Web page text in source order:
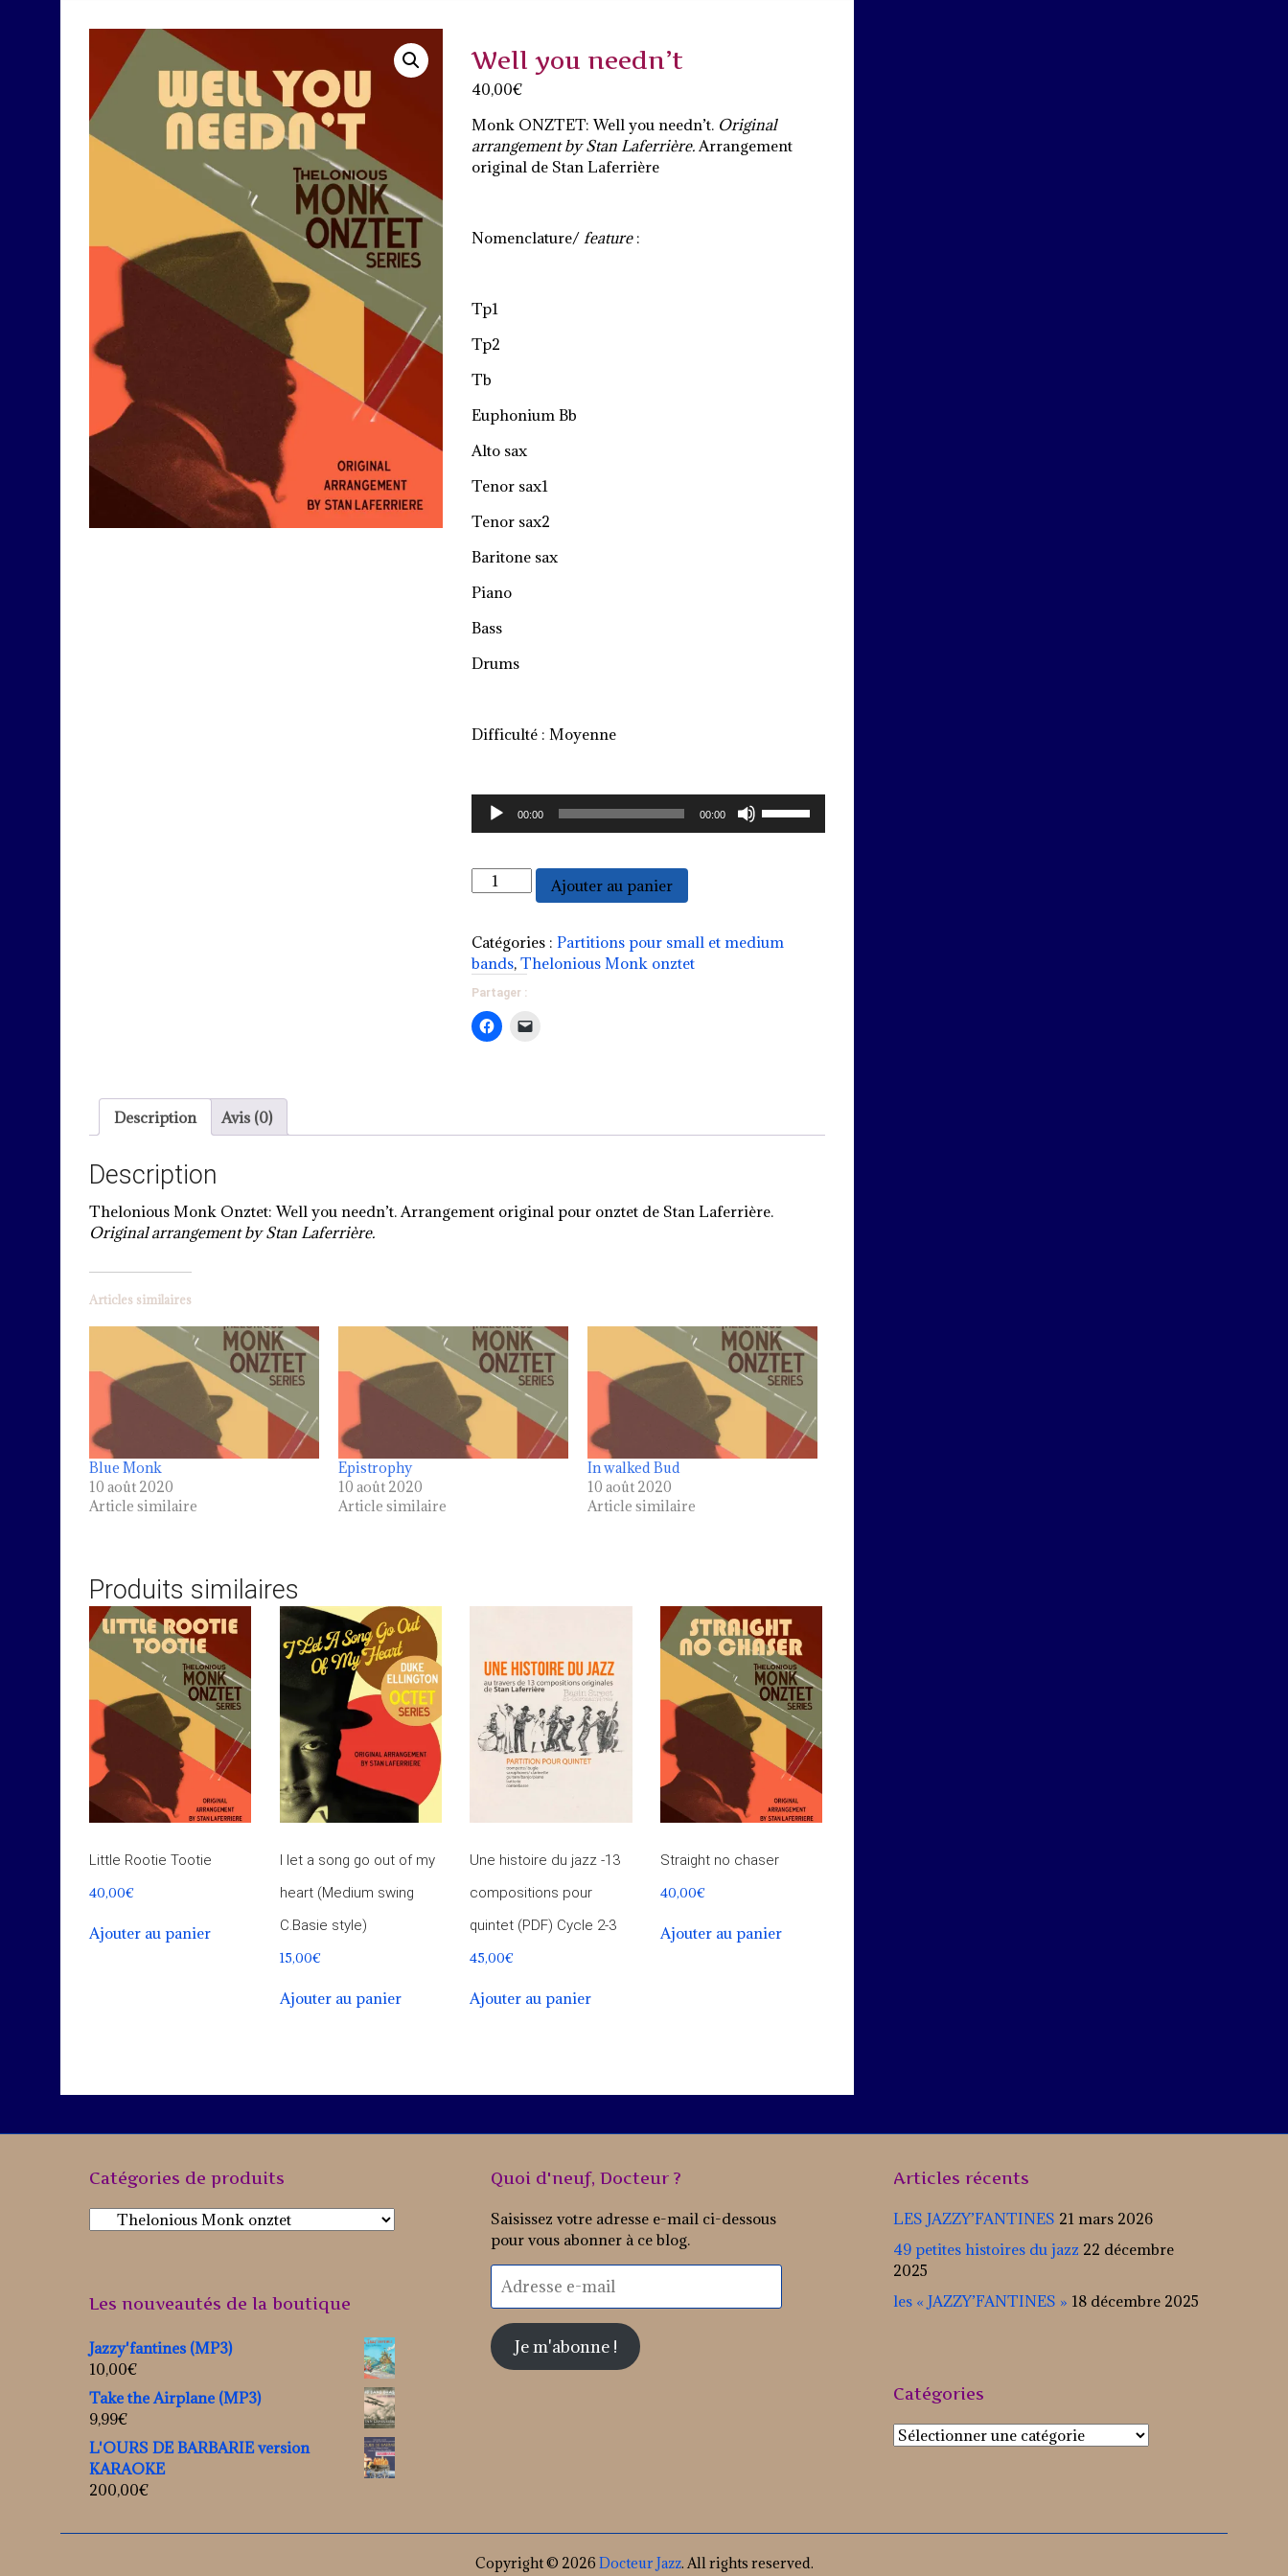
Well you needn’t
40,00€
Monk ONZTET: Well you needn’t. Original
arrangement by Stan Laferrière.Arrangement
original de Stan Laferrière
Nomenclature/feature:
Tp1
Tp2
Tb
Euphonium Bb
Alto sax
Tenor sax1
Tenor sax2
Baritone sax
Piano
Bass
Drums
Difficulté : Moyenne
Lecteur
audio
00:00 00:00
diminuer
quantité
de
you
needn't
Ajouter au panier
Catégories :Partitions pour small et medium
bands,Thelonious Monk onztet
Partager :
Description Avis (0)
Description
Thelonious Monk Onztet: Well you needn’t. Arrangement original pour onztet de Stan Laferrière.
Original arrangement by Stan Laferrière.
Articles similaires
Blue Monk
10 août 2020
Article similaire
Epistrophy
10 août 2020
Article similaire
In walked Bud
10 août 2020
Article similaire
Produits similaires
Little Rootie Tootie
40,00€
Ajouter au panier
I let a song go out of my
heart (Medium swing
C.Basie style)
15,00€
Ajouter au panier
Une histoire du jazz -13
compositions pour
quintet (PDF) Cycle 2-3
45,00€
Ajouter au panier
Straight no chaser
40,00€
Ajouter au panier
Catégories de produits
Les nouveautés de la boutique
Jazzy'fantines (MP3)
10,00€
Take the Airplane (MP3)
9,99€
L'OURS DE BARBARIE version
KARAOKE
200,00€
Quoi d'neuf, Docteur ?
Saisissez votre adresse e-mail ci-dessous
pour vous abonner à ce blog.
Adresse
e-
Je m'abonne !
Articles récents
LES JAZZY’FANTINES 21 mars 2026
49 petites histoires du jazz 22 décembre
2025
les « JAZZY’FANTINES » 18 décembre 2025
Catégories
Catégories
Copyright © 2026 Docteur Jazz. All rights reserved.